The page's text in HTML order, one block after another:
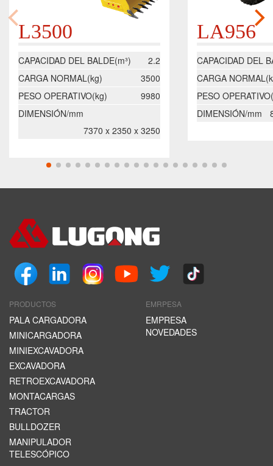
L3500
CAPACIDAD DEL BALDE(m³)
2.2
CARGA NORMAL(kg)
3500
PESO OPERATIVO(kg)
9980
DIMENSIÓN/mm
7370 x 2350 x 3250
LA956
CAPACIDAD DEL
CARGA
PESO
DIMENSIÓN/mm
PRODUCTOS
PALA CARGADORA
MINICARGADORA
MINIEXCAVADORA
EXCAVADORA
RETROEXCAVADORA
MONTACARGAS
TRACTOR
BULLDOZER
MANIPULADOR
TELESCÓPICO
EMRPESA
EMPRESA
NOVEDADES